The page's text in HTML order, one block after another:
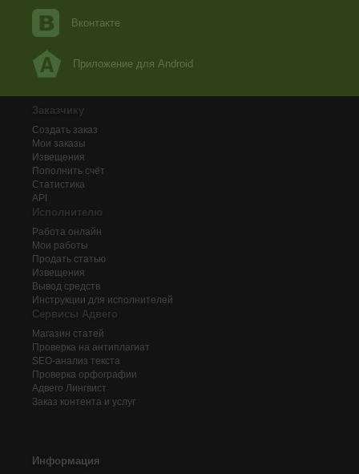
Вконтакте
Приложение для Android
Заказчику
Создать заказ
Мои заказы
Извещения
Пополнить счёт
Статистика
API
Исполнителю
Работа онлайн
Мои работы
Продать статью
Извещения
Вывод средств
Инструкции для исполнителей
Сервисы Адвего
Магазин статей
Проверка на антиплагиат
SEO-анализ текста
Проверка орфографии
Адвего Лингвист
Заказ контента и услуг
Информация